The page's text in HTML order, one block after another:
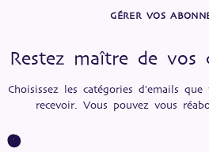
GÉRER VOS
Restez maître de vos
Choisissez les catégories d'emails
recevoir. Vous pouvez vous